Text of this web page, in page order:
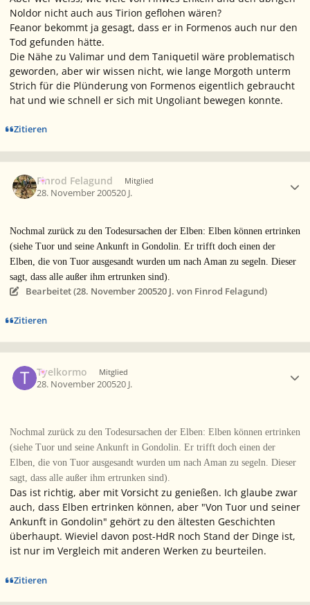
Noldor nicht auch aus Tirion geflohen wären?
Feanor bekommt ja gesagt, dass er in Formenos auch nur den
Tod gefunden hätte.
Die Nähe zu Valimar und dem Taniquetil wäre problematisch
geworden, aber wir wissen nicht, wie lange Morgoth unterm
Strich für die Plünderung von Formenos eigentlich gebraucht
hat und wie schnell er sich mit Ungoliant bewegen konnte.
Zitieren
Finrod Felagund Mitglied
28. November 200520 J.
Nochmal zurück zu den Todesursachen der Elben: Elben können ertrinken
(siehe Tuor und seine Ankunft in Gondolin. Er trifft doch einen der
Elben, die von Tuor ausgesandt wurden um nach Aman zu segeln. Dieser
sagt, dass alle außer ihm ertrunken sind).
Bearbeitet (28. November 200520 J. von Finrod Felagund)
Zitieren
Tyelkormo Mitglied
28. November 200520 J.
Nochmal zurück zu den Todesursachen der Elben: Elben können ertrinken
(siehe Tuor und seine Ankunft in Gondolin. Er trifft doch einen der
Elben, die von Tuor ausgesandt wurden um nach Aman zu segeln. Dieser
sagt, dass alle außer ihm ertrunken sind).
Das ist richtig, aber mit Vorsicht zu genießen. Ich glaube zwar
auch, dass Elben ertrinken können, aber "Von Tuor und seiner
Ankunft in Gondolin" gehört zu den ältesten Geschichten
überhaupt. Wieviel davon post-HdR noch Stand der Dinge ist,
ist nur im Vergleich mit anderen Werken zu beurteilen.
Zitieren